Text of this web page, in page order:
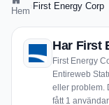
Hem First Energy Corp
Har First
First Energy
Entireweb
eller problem.
fått 1